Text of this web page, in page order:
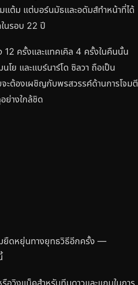
ต้ม แต่บอร์นมัธและอดัมส์ทำหน้าที่ได้
นรอบ 22 ปี
12 ครั้งและแทคเคิล 4 ครั้งในคืนนั้น
โย และแบร์นาร์โด ซิลวา ถือเป็น
ต้องเผชิญกับพรสวรรค์ด้านการโจมตี
ย่างใกล้ชิด
มยืดหยุ่นทางยุทธวิธีอีกครั้ง —
อวิงแบ็คสำหรับทีมดาวและแถบในการ